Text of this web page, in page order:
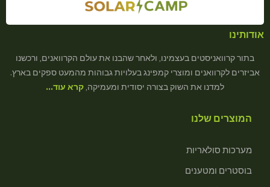
אודותינו
בתור קרוואניסטים בעצמינו, ולאחר שהבנו את עולם הקרוואנים, ורכשנו
אביזרים לקרוואנים ומוצרי קמפינג בעלויות גבוהות מהמעט ספקים בארץ.
למדנו את השוק בצורה יסודית ומעמיקה, קרא עוד…
המוצרים שלנו
מערכות סולאריות
בוסטרים ומטענים